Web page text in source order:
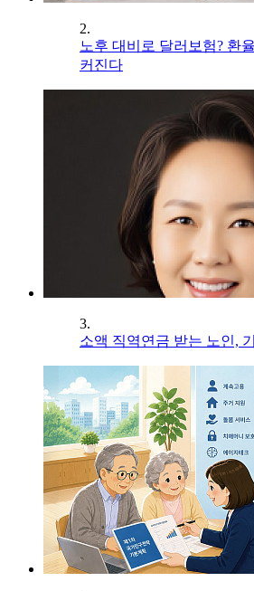
2.
노후 대비로 달러보험? 환
커진다
3.
소액 직역연금 받는 노인,